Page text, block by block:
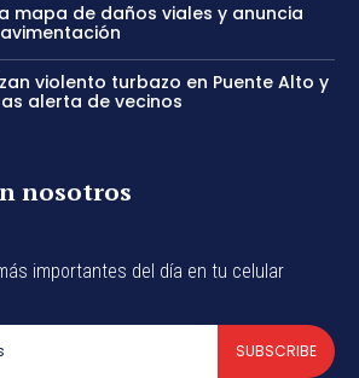
mapa de daños viales y anuncia
violento turbazo en Puente Alto y
alerta de vecinos
nosotros
importantes del día en tu celular
SUBSCRIBE